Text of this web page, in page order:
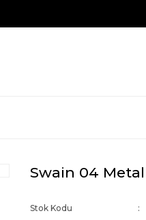
Swain 04
Stok Kodu